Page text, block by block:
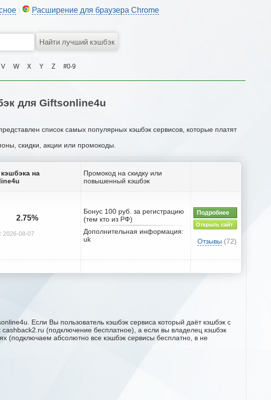
Расширение для браузера Chrome
V W X Y Z #0-9
для Giftsonline4u
список самых популярных кэшбэк сервисов, которые платят
скидки, акции или промокоды.
на
Промокод на скидку или
повышенный кэшбэк
2.75%
2026-08-07
Бонус 100 руб. за регистрацию
(тем кто из РФ)
Дополнительная информация:
uk
Подробнее
Открыть сайт
Отзывы (72)
Если Вы пользователь кэшбэк сервиса который даёт кэшбэк с
(подключение бесплатное), а если вы владелец кэшбэк
(подключаем абсолютно все кэшбэк сервисы бесплатно, в не